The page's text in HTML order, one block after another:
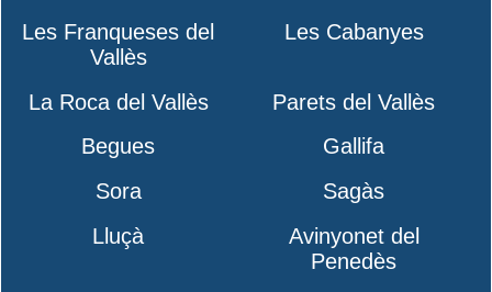
Les Franqueses del
Vallès
Les Cabanyes
La Roca del Vallès
Parets del Vallès
Begues
Gallifa
Sora
Sagàs
Lluçà
Avinyonet del
Penedès